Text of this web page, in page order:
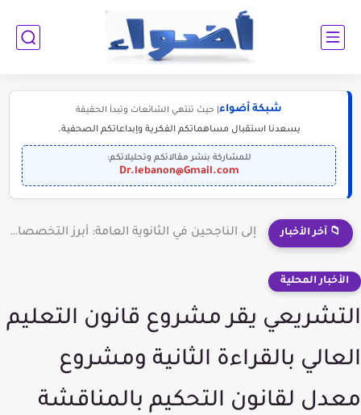
شبكة أضواء | حيث تنتهي الشائعات وتبدأ الحقيقة
يسعدنا استقبال مساهماتكم الفكرية وإبداعاتكم الصحفية.
للمشاركة بنشر مقالاتكم وتحليلاتكم:
Dr.lebanon@Gmail.com
📁 آخر الأخبار إلى الناجحين في الثانوية العامة: أبرز التخصصات المطلوبة للمستقبل (2030-2050)
الأخبار المحلية
التشريعي يقر مشروع قانون التعليم
العالي بالقراءة الثانية ومشروع
معدل لقانون التحكيم بالمناقشة